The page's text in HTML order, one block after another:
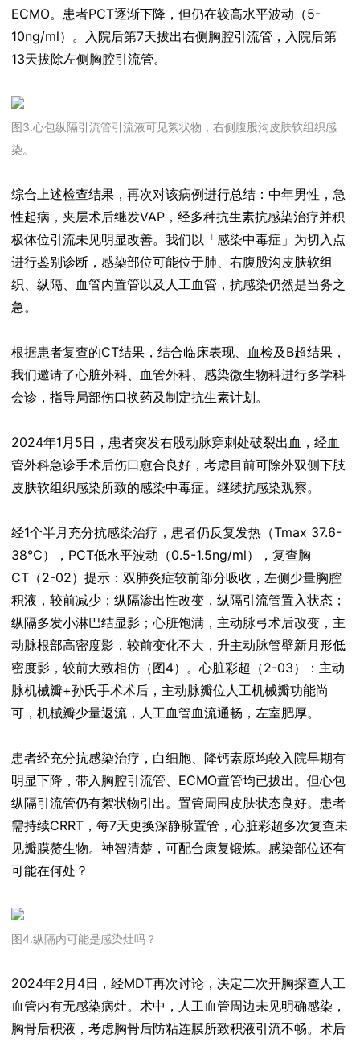
ECMO。患者PCT逐渐下降，但仍在较高水平波动（5-
10ng/ml）。入院后第7天拔出右侧胸腔引流管，入院后第
13天拔除左侧胸腔引流管。
图3.心包纵隔引流管引流液可见絮状物，右侧腹股沟皮肤软组织感
染。
综合上述检查结果，再次对该病例进行总结：中年男性，急
性起病，夹层术后继发VAP，经多种抗生素抗感染治疗并积
极体位引流未见明显改善。我们以「感染中毒症」为切入点
进行鉴别诊断，感染部位可能位于肺、右腹股沟皮肤软组
织、纵隔、血管内置管以及人工血管，抗感染仍然是当务之
急。
根据患者复查的CT结果，结合临床表现、血检及B超结果，
我们邀请了心脏外科、血管外科、感染微生物科进行多学科
会诊，指导局部伤口换药及制定抗生素计划。
2024年1月5日，患者突发右股动脉穿刺处破裂出血，经血
管外科急诊手术后伤口愈合良好，考虑目前可除外双侧下肢
皮肤软组织感染所致的感染中毒症。继续抗感染观察。
经1个半月充分抗感染治疗，患者仍反复发热（Tmax 37.6-
38℃），PCT低水平波动（0.5-1.5ng/ml），复查胸
CT（2-02）提示：双肺炎症较前部分吸收，左侧少量胸腔
积液，较前减少；纵隔渗出性改变，纵隔引流管置入状态；
纵隔多发小淋巴结显影；心脏饱满，主动脉弓术后改变，主
动脉根部高密度影，较前变化不大，升主动脉管壁新月形低
密度影，较前大致相仿（图4）。心脏彩超（2-03）：主动
脉机械瓣+孙氏手术术后，主动脉瓣位人工机械瓣功能尚
可，机械瓣少量返流，人工血管血流通畅，左室肥厚。
患者经充分抗感染治疗，白细胞、降钙素原均较入院早期有
明显下降，带入胸腔引流管、ECMO置管均已拔出。但心包
纵隔引流管仍有絮状物引出。置管周围皮肤状态良好。患者
需持续CRRT，每7天更换深静脉置管，心脏彩超多次复查未
见瓣膜赘生物。神智清楚，可配合康复锻炼。感染部位还有
可能在何处？
图4.纵隔内可能是感染灶吗？
2024年2月4日，经MDT再次讨论，决定二次开胸探查人工
血管内有无感染病灶。术中，人工血管周边未见明确感染，
胸骨后积液，考虑胸骨后防粘连膜所致积液引流不畅。术后